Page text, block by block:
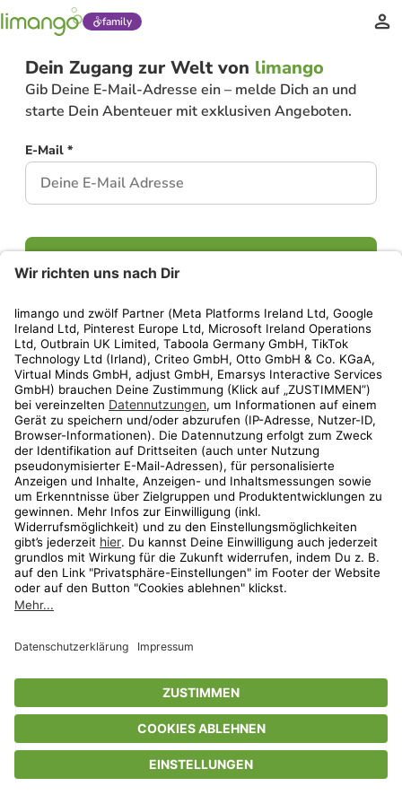
family
Dein Zugang zur Welt von limango
Gib Deine E-Mail-Adresse ein – melde Dich an und
starte Dein Abenteuer mit exklusiven Angeboten.
E-Mail *
Weiter
Privatsphäre-EinstellungenAGBDatenschutzCompliance
GeschenkgutscheinbedingungenImpressumHelp Center